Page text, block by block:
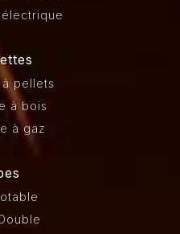
pellets
à bois
à gaz